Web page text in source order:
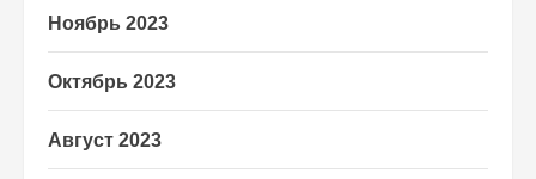
Ноябрь 2023
Октябрь 2023
Август 2023